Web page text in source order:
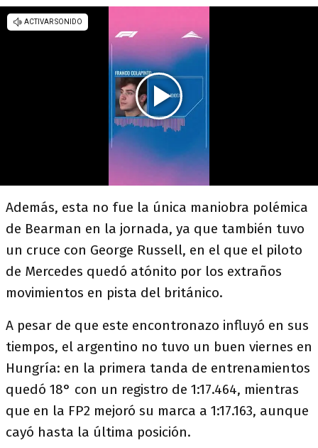
Además, esta no fue la única maniobra polémica
de Bearman en la jornada, ya que también tuvo
un cruce con George Russell, en el que el piloto
de Mercedes quedó atónito por los extraños
movimientos en pista del británico.
A pesar de que este encontronazo influyó en sus
tiempos, el argentino no tuvo un buen viernes en
Hungría: en la primera tanda de entrenamientos
quedó 18° con un registro de 1:17.464, mientras
que en la FP2 mejoró su marca a 1:17.163, aunque
cayó hasta la última posición.